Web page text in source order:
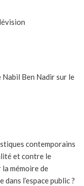
Nabil Ben Nadir sur le
contemporains
et contre le
mémoire de
l’espace public ?